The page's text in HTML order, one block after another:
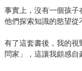
事實上，沒有一個孩子
他們探索知識的慾望從
有了這套書後，我的
問家」，這讓我頗感自